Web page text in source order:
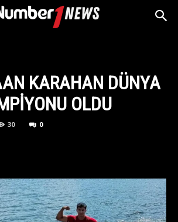
KARAHAN DÜNYA
OLDU
30 0